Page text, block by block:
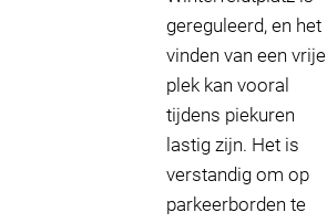
gereguleerd, en het
vinden van een vrije
plek kan vooral
tijdens piekuren
lastig zijn. Het is
verstandig om op
parkeerborden te